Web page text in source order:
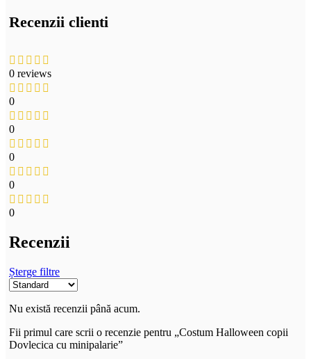
Recenzii clienti
0 reviews
0
0
0
0
0
Recenzii
Șterge filtre
Nu există recenzii până acum.
Fii primul care scrii o recenzie pentru „Costum Halloween copii
Dovlecica cu minipalarie”